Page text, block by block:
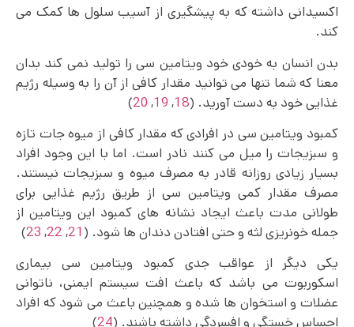
اکسیدانی داشته که به پیشگیری از آسیب سلول ها کمک می
کند.
بدن انسان به خودی خود ویتامین سی را تولید نمی‌ کند بدان
معنا که شما تنها می‌ توانید مقدار کافی از آن را به وسیله رژیم
غذایی خود به دست آورید. (18
,
19
,
20
)
کمبود ویتامین سی در افرادی که مقدار کافی از میوه جات تازه
و سبزیجات را میل می‌ کنند نادر است. اما با این وجود افراد
بسیار زیادی روزانه قادر به مصرف میوه و سبزیجات نیستند.
مصرف مقدار کمی ویتامین سی از طریق رژیم غذایی برای
طولانی مدت باعث ایجاد نشانه های کمبود این ویتامین از
جمله خونریزی لثه و حتی افتادن دندان‌ ها شود. ( 21
,
22
,
23
)
یکی دیگر از عواقب جدی کمبود ویتامین سی بیماری
اسکوربوت می باشد که باعث افت سیستم ایمنی، ناتوانی
عضلات و استخوان ها شده و همچنین باعث می‌ شود که افراد
احساس خستگی و افسردگی داشته باشند. (24
)